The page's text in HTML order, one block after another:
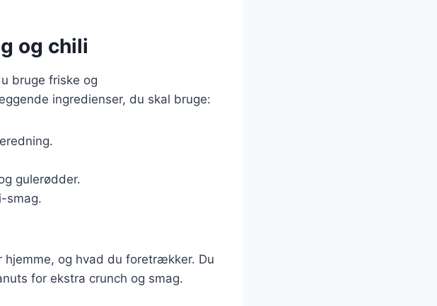
og chili
bruge friske og
ingredienser, du skal bruge:
gulerødder.
smag.
hjemme, og hvad du foretrækker. Du
for ekstra crunch og smag.